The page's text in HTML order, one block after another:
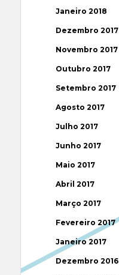
Janeiro 2018
Dezembro 2017
Novembro 2017
Outubro 2017
Setembro 2017
Agosto 2017
Julho 2017
Junho 2017
Maio 2017
Abril 2017
Março 2017
Fevereiro 2017
Janeiro 2017
Dezembro 2016